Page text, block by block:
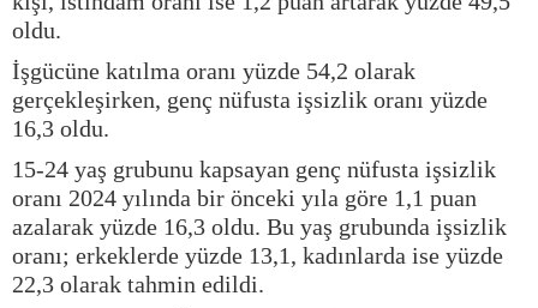
oldu.
İşgücüne katılma oranı yüzde 54,2 olarak
gerçekleşirken, genç nüfusta işsizlik oranı yüzde
16,3 oldu.
15-24 yaş grubunu kapsayan genç nüfusta işsizlik
oranı 2024 yılında bir önceki yıla göre 1,1 puan
azalarak yüzde 16,3 oldu. Bu yaş grubunda işsizlik
oranı; erkeklerde yüzde 13,1, kadınlarda ise yüzde
22,3 olarak tahmin edildi.